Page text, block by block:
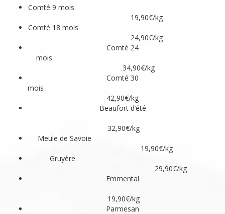
Comté 9 mois
19,90€/kg
Comté 18 mois
24,90€/kg
Comté 24
mois
34,90€/kg
Comté 30
42,90€/kg
Beaufort d’été
32,90€/kg
Meule de Savoie
19,90€/kg
Gruyère
29,90€/kg
Emmental
19,90€/kg
Parmesan